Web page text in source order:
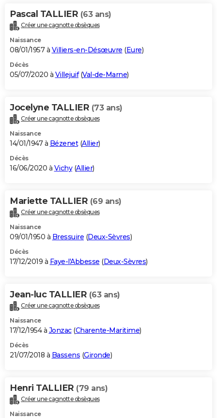
Pascal TALLIER (63 ans)
Créer une cagnotte obsèques
Naissance
08/01/1957 à Villiers-en-Désœuvre (Eure)
Décès
05/07/2020 à Villejuif(Val-de-Marne)
Jocelyne TALLIER (73 ans)
Créer une cagnotte obsèques
Naissance
14/01/1947 à Bézenet(Allier)
Décès
16/06/2020 à Vichy(Allier)
Mariette TALLIER (69 ans)
Créer une cagnotte obsèques
Naissance
09/01/1950 à Bressuire (Deux-Sèvres)
Décès
17/12/2019 à Faye-l'Abbesse (Deux-Sèvres)
Jean-luc TALLIER (63 ans)
Créer une cagnotte obsèques
Naissance
17/12/1954 à Jonzac(Charente-Maritime)
Décès
21/07/2018 à Bassens (Gironde)
Henri TALLIER (79 ans)
Créer une cagnotte obsèques
Naissance